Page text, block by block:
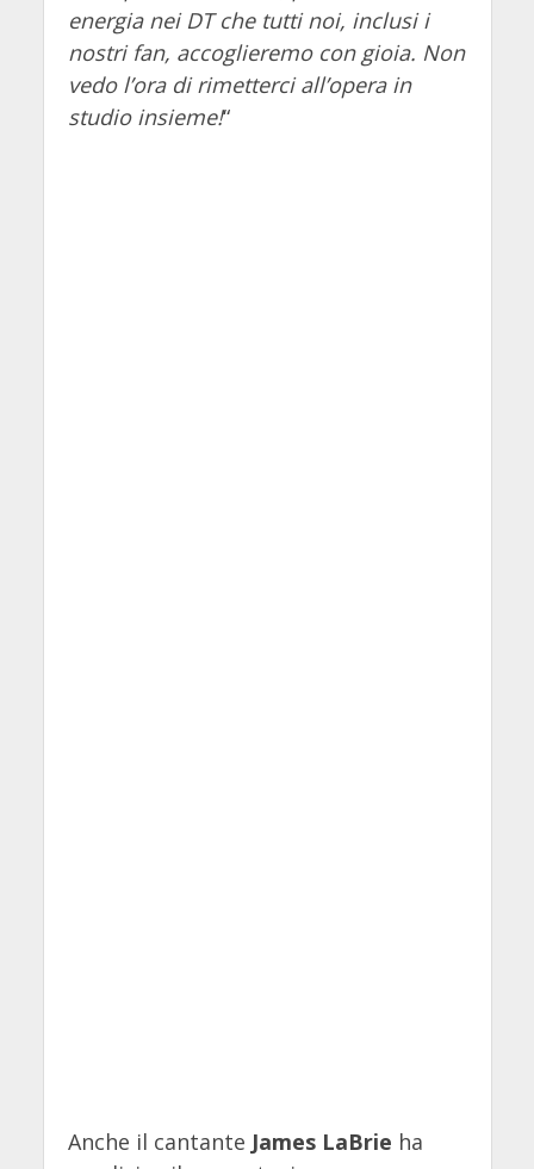
energia nei DT che tutti noi, inclusi i
nostri fan, accoglieremo con gioia. Non
vedo l’ora di rimetterci all’opera in
studio insieme!“
Anche il cantante James LaBrie ha